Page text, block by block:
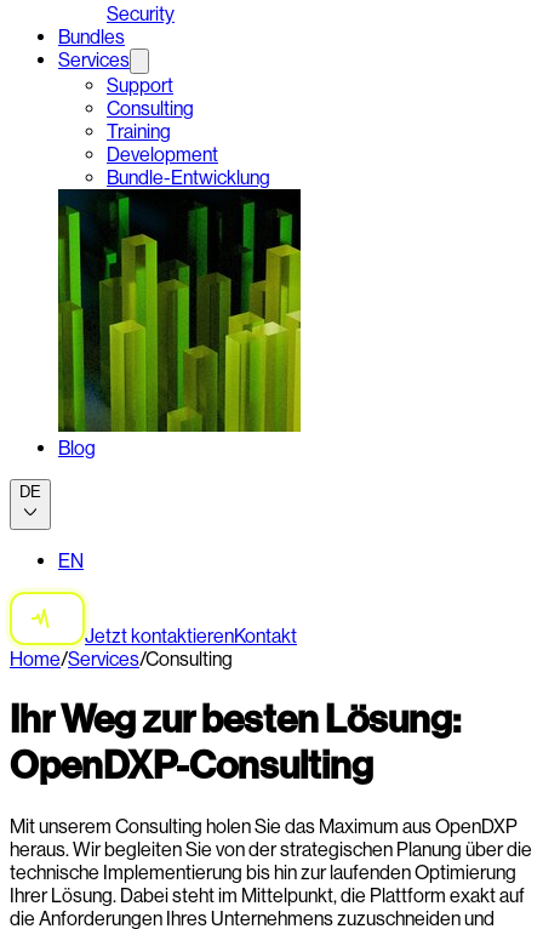
Security
Bundles
Services
Support
Consulting
Training
Development
Bundle-Entwicklung
Blog
DE
EN
Jetzt kontaktierenKontakt
Home/Services/Consulting
Ihr Weg zur besten Lösung:
OpenDXP-Consulting
Mit unserem Consulting holen Sie das Maximum aus OpenDXP
heraus. Wir begleiten Sie von der strategischen Planung über die
technische Implementierung bis hin zur laufenden Optimierung
Ihrer Lösung. Dabei steht im Mittelpunkt, die Plattform exakt auf
die Anforderungen Ihres Unternehmens zuzuschneiden und